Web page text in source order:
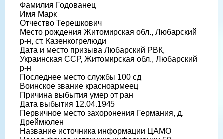
Фамилия Годованец
Имя Марк
Отчество Терешкович
Место рождения Житомирская обл., Любарский
р-н, ст. Казенкогрелюди
Дата и место призыва Любарский РВК,
Украинская ССР, Житомирская обл., Любарский
р-н
Последнее место службы 100 сд
Воинское звание красноармеец
Причина выбытия умер от ран
Дата выбытия 12.04.1945
Первичное место захоронения Германия, д.
Дреймюлен
Название источника информации ЦАМО